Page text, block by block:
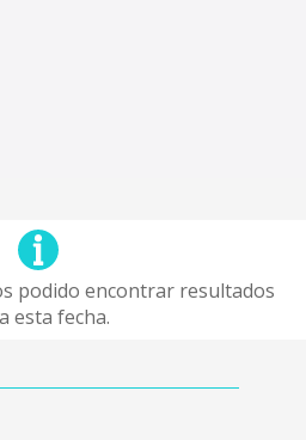
podido encontrar resultados
esta fecha.